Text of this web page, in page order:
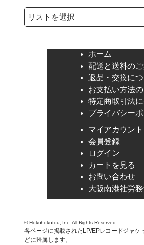
検索リストの選択
ホーム
配送と送料の
返品・交換につ
お支払い方法
特定商取引法
プライバシー
マイアカウント
会員登録
ログイン
カートを見る
お問い合わせ
大阪南港社労
© Hokuhokutou, Inc. All Rights Reserved.
各ページに掲載されたLP/EPレコードジャ
どに帰属します。